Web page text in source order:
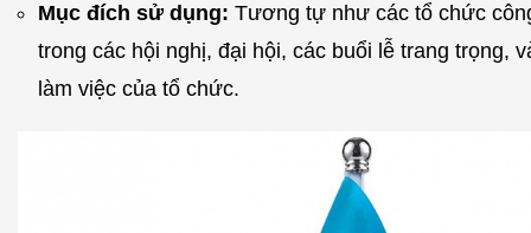
Mục đích sử dụng: Tương tự như các tổ chức
trong các hội nghị, đại hội, các buổi lễ trang trọng,
làm việc của tổ chức.